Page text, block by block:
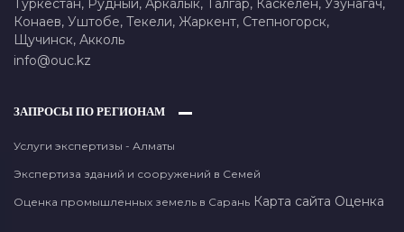
Туркестан, Рудный, Аркалык, Талгар, Каскелен, Узунагач,
Конаев, Уштобе, Текели, Жаркент, Степногорск,
Щучинск, Акколь
info@ouc.kz
ЗАПРОСЫ ПО РЕГИОНАМ
Услуги экспертизы - Алматы
Экспертиза зданий и сооружений в Семей
Оценка промышленных земель в Сарань Карта сайта Оценка